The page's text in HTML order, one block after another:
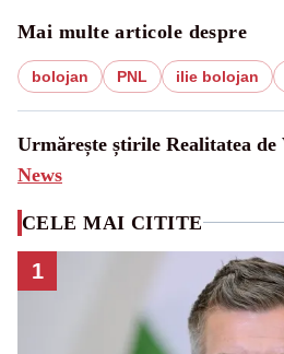
Mai multe articole despre
bolojan PNL ilie bolojan
Urmărește știrile Realitatea de
News
CELE MAI CITITE
1